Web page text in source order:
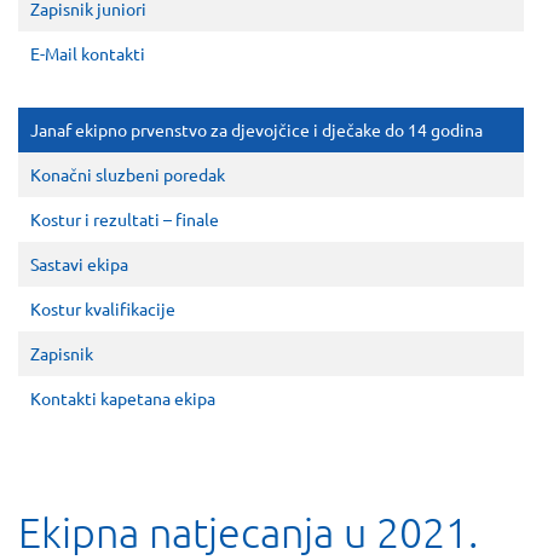
Zapisnik juniori
E-Mail kontakti
Janaf ekipno prvenstvo za djevojčice i dječake do 14 godina
Konačni sluzbeni poredak
Kostur i rezultati – finale
Sastavi ekipa
Kostur kvalifikacije
Zapisnik
Kontakti kapetana ekipa
Ekipna natjecanja u 2021.